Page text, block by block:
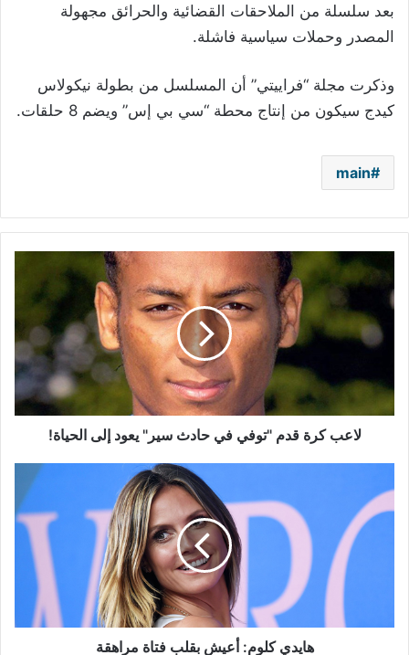
بعد سلسلة من الملاحقات القضائية والحرائق مجهولة
المصدر وحملات سياسية فاشلة.
وذكرت مجلة “فراييتي” أن المسلسل من بطولة نيكولاس
كيدج سيكون من إنتاج محطة “سي بي إس” ويضم 8 حلقات.
main
قدم
"توفي
يعود
إلى
لاعب كرة قدم "توفي في حادث سير" يعود إلى الحياة!
كلوم:
أعيش
هايدي كلوم: أعيش بقلب فتاة مراهقة